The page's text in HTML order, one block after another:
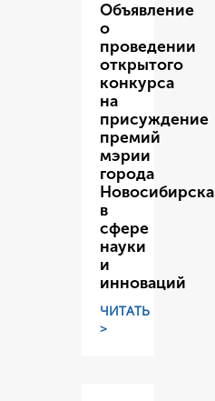
Объявление
о
проведении
открытого
конкурса
на
присуждение
премий
мэрии
города
Новосибирска
в
сфере
науки
и
инноваций
ЧИТАТЬ
>